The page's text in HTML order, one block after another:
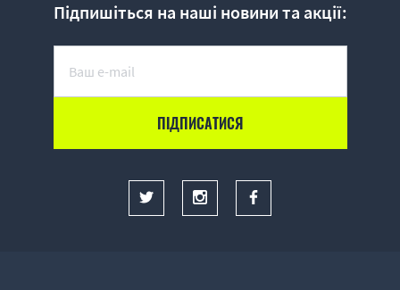
Підпишіться на наші новини та акції: